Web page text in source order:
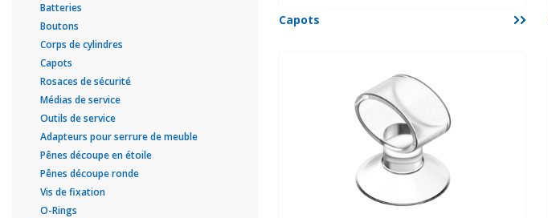
Batteries
Boutons
Corps de cylindres
Capots
Rosaces de sécurité
Médias de service
Outils de service
Adapteurs pour serrure de meuble
Pênes découpe en étoile
Pênes découpe ronde
Vis de fixation
O-Rings
Capots